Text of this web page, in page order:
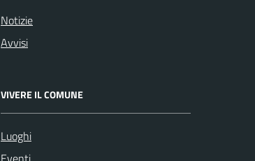
Notizie
Avvisi
VIVERE IL COMUNE
Luoghi